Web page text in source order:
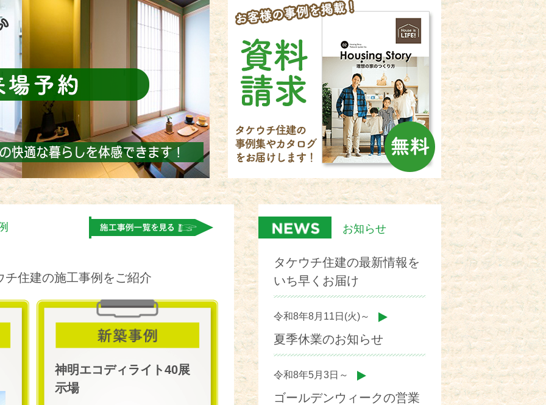
住建の施工事例をご紹介
神明エコディライト40展
示場
お知らせ
タケウチ住建の最新情報を
いち早くお届け
令和8年8月11日(火)～
夏季休業のお知らせ
令和8年5月3日～
ゴールデンウィークの営業